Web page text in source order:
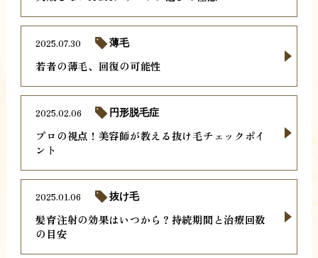
若者の薄毛、回復の可能性
2025.07.30 薄毛
プロの視点！美容師が教える抜け毛チェックポイ
ント
2025.02.06 円形脱毛症
髪育注射の効果はいつから？持続期間と治療回数
の目安
2025.01.06 抜け毛